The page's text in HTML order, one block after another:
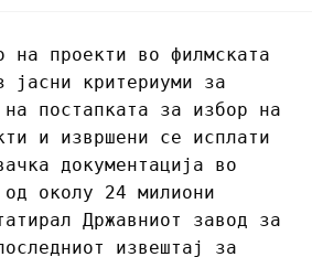
на проекти во филмската
јасни критериуми за
на постапката за избор на
и извршени се исплати
документација во
околу 24 милиони
Државниот завод за
извештај за